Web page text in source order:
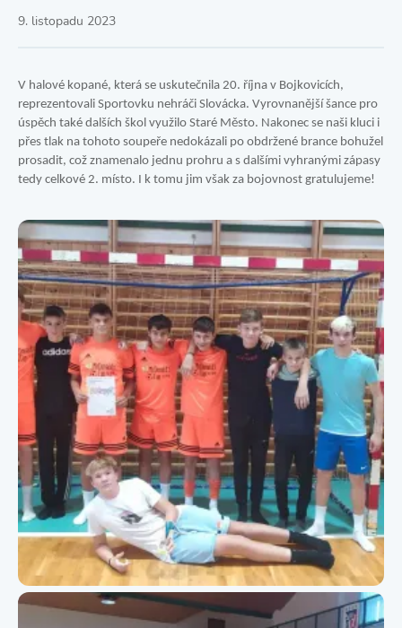
9. listopadu 2023
V halové kopané, která se uskutečnila 20. října v Bojkovicích,
reprezentovali Sportovku nehráči Slovácka. Vyrovnanější šance pro
úspěch také dalších škol využilo Staré Město. Nakonec se naši kluci i
přes tlak na tohoto soupeře nedokázali po obdržené brance bohužel
prosadit, což znamenalo jednu prohru a s dalšími vyhranými zápasy
tedy celkové 2. místo. I k tomu jim však za bojovnost gratulujeme!